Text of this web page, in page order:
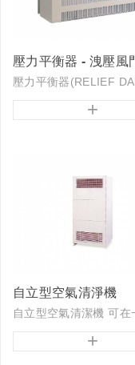
+
自立型空氣清淨機
+